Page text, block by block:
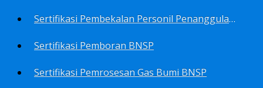
Sertifikasi Pembekalan Personil Penanggulangan Pencemaran Tingkat On-Scene Commander (IMO Level 2) BNSP
Sertifikasi Pemboran BNSP
Sertifikasi Pemrosesan Gas Bumi BNSP